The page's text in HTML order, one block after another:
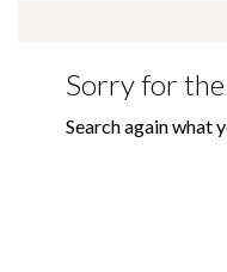
Sorry for
Search again what